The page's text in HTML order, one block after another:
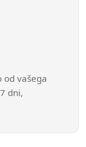
od vašega
dni,